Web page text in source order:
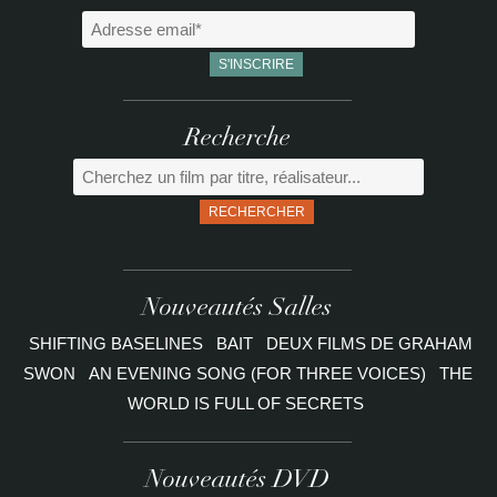
Recherche
RECHERCHER
Nouveautés Salles
SHIFTING BASELINES BAIT
DEUX FILMS DE GRAHAM
SWON
AN EVENING SONG (FOR THREE VOICES)
THE
WORLD IS FULL OF SECRETS
Nouveautés DVD